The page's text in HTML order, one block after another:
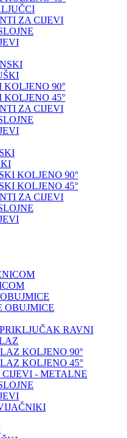
ZA CIJEVI
KOLJENO 90°
KOLJENO 45°
ZA CIJEVI
KOLJENO 90°
KOLJENO 45°
ZA CIJEVI
OBUJMICE
RAVNI
KOLJENO 90°
KOLJENO 45°
- METALNE